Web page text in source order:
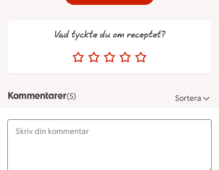
Vad tyckte du om receptet?
Kommentarer(5) Sortera